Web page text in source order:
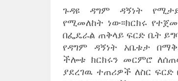
ጉዳዩ ዳግም ዳኝነት
የሚመለከት ነው፡፡ክርክሩ
በፌዴራል ጠቅላይ ፍርድ ቤት
የዳግም ዳኝነት አቤቱታ
ችሎቱ ክርክሩን መርምሮ
ያደረገዉ ተጠሪዎች ለስር ፍርድ